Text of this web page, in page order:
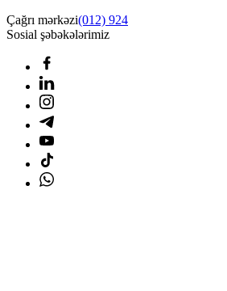
Çağrı mərkəzi(012) 924
Sosial şəbəkələrimiz